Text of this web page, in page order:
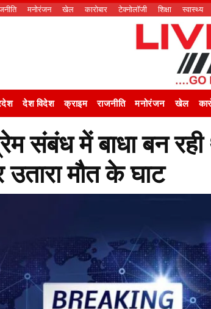
मनोरंजन खेल कारोबार टेक्नोलॉजी शिक्षा स्वास्थ्य
देश विदेश क्राइम राजनीति मनोरंजन खेल
संबंध में बाधा बन रही
मौत के घाट